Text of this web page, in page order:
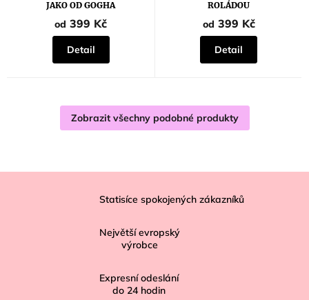
JAKO OD GOGHA
od 399 Kč
Detail
ROLÁDOU
5,0
z
5
hvězdiček.
od 399 Kč
Detail
Zobrazit všechny podobné produkty
Statisíce spokojených zákazníků
Největší evropský
výrobce
Expresní odeslání
do 24 hodin